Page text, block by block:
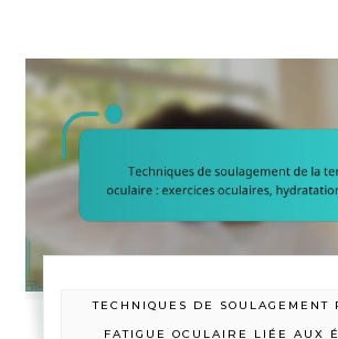
TECHNIQUES DE SOULAGEMENT
FATIGUE OCULAIRE LIÉE AUX